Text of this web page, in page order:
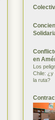
en
Los
Chile: ¿y
la ruta?